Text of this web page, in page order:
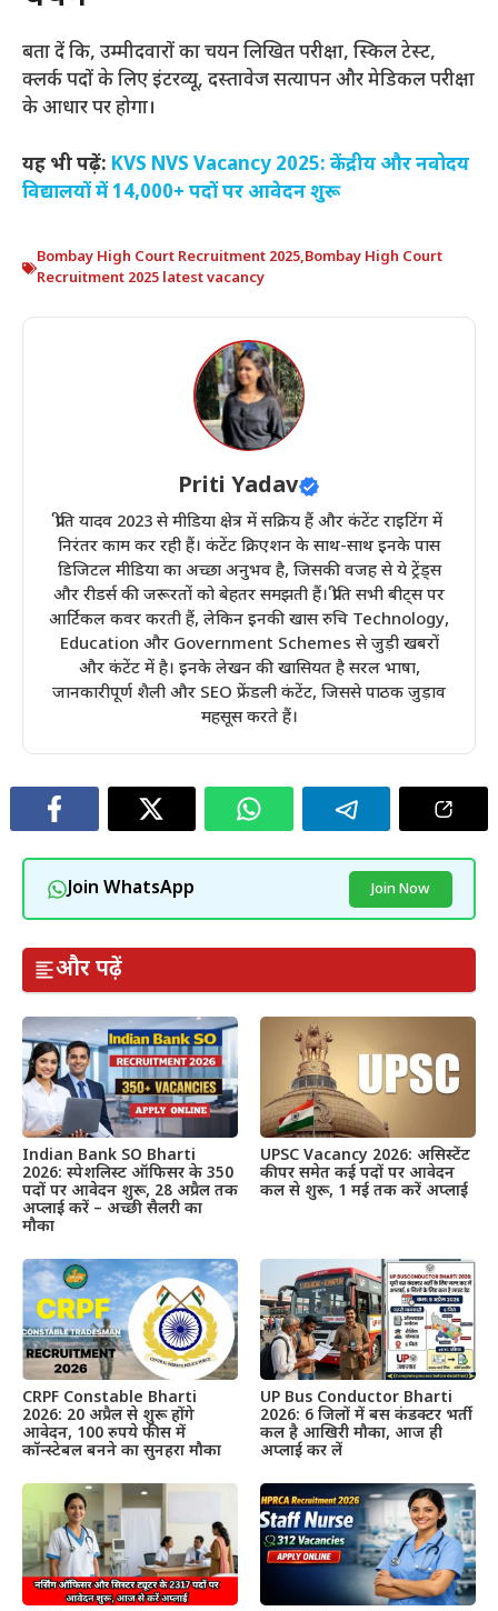
बता दें कि, उम्मीदवारों का चयन लिखित परीक्षा, स्किल टेस्ट,
क्लर्क पदों के लिए इंटरव्यू, दस्तावेज सत्यापन और मेडिकल परीक्षा
के आधार पर होगा।
यह भी पढ़ें: KVS NVS Vacancy 2025: केंद्रीय और नवोदय
विद्यालयों में 14,000+ पदों पर आवेदन शुरू
Bombay High Court Recruitment 2025,Bombay High Court
Recruitment 2025 latest vacancy
Priti Yadav
प्रीति यादव 2023 से मीडिया क्षेत्र में सक्रिय हैं और कंटेंट राइटिंग में
निरंतर काम कर रही हैं। कंटेंट क्रिएशन के साथ-साथ इनके पास
डिजिटल मीडिया का अच्छा अनुभव है, जिसकी वजह से ये ट्रेंड्स
और रीडर्स की जरूरतों को बेहतर समझती हैं। प्रीति सभी बीट्स पर
आर्टिकल कवर करती हैं, लेकिन इनकी खास रुचि Technology,
Education और Government Schemes से जुड़ी खबरों
और कंटेंट में है। इनके लेखन की खासियत है सरल भाषा,
जानकारीपूर्ण शैली और SEO फ्रेंडली कंटेंट, जिससे पाठक जुड़ाव
महसूस करते हैं।
Join WhatsApp Join Now
और पढ़ें
Indian Bank SO Bharti
2026: स्पेशलिस्ट ऑफिसर के 350
पदों पर आवेदन शुरू, 28 अप्रैल तक
अप्लाई करें – अच्छी सैलरी का
मौका
UPSC Vacancy 2026: असिस्टेंट
कीपर समेत कई पदों पर आवेदन
कल से शुरू, 1 मई तक करें अप्लाई
CRPF Constable Bharti
2026: 20 अप्रैल से शुरू होंगे
आवेदन, 100 रुपये फीस में
कॉन्स्टेबल बनने का सुनहरा मौका
UP Bus Conductor Bharti
2026: 6 जिलों में बस कंडक्टर भर्ती
कल है आखिरी मौका, आज ही
अप्लाई कर लें